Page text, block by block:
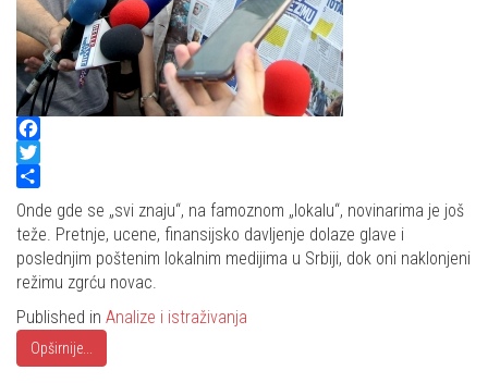
Facebook
Twitter
Share
Onde gde se „svi znaju“, na famoznom „lokalu“, novinarima je još
teže. Pretnje, ucene, finansijsko davljenje dolaze glave i
poslednjim poštenim lokalnim medijima u Srbiji, dok oni naklonjeni
režimu zgrću novac.
Published in Analize i istraživanja
Opširnije...